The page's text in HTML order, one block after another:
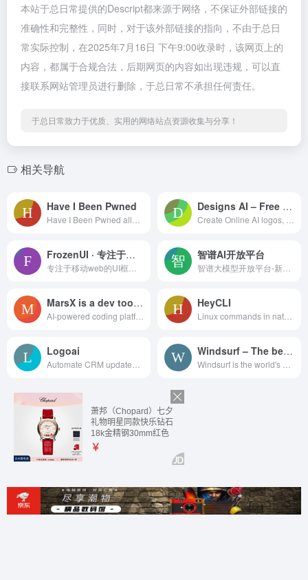
本站于总日常提供的Descript都来源于网络，不保证外部链接的
准确性和完整性，同时，对于该外部链接的指向，不由于总日
常实际控制，在2025年7月16日 下午9:00收录时，该网页上的
内容，都属于合规合法，后期网页的内容如出现违规，可以直
接联系网站管理员进行删除，于总日常不承担任何责任。
于总日常致力于优质、实用的网络站点资源收集与分享！
相关导航
Have I Been Pwned Designs AI – Free Online Logo, Image, AI Chat Videos & Voice Generator
FrozenUI · 专注于移动web的UI框架，基于腾讯手机QQ规范. 智谱AI开放平台
MarsX is a dev tool that unites AI HeyCLI
Logoai Windsurf – The best AI for CodingReply LogoReply LogoReply LogoDiscord